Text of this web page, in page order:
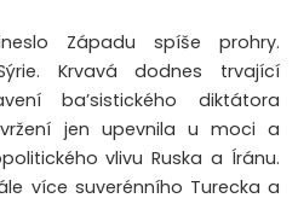
Západu spíše prohry.
Krvavá dodnes trvající
ba’sistického diktátora
jen upevnila u moci a
vlivu Ruska a Íránu.
více suverénního Turecka a